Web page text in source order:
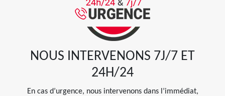
NOUS INTERVENONS 7J/7 ET
24H/24
En cas d’urgence, nous intervenons dans l’immédiat,